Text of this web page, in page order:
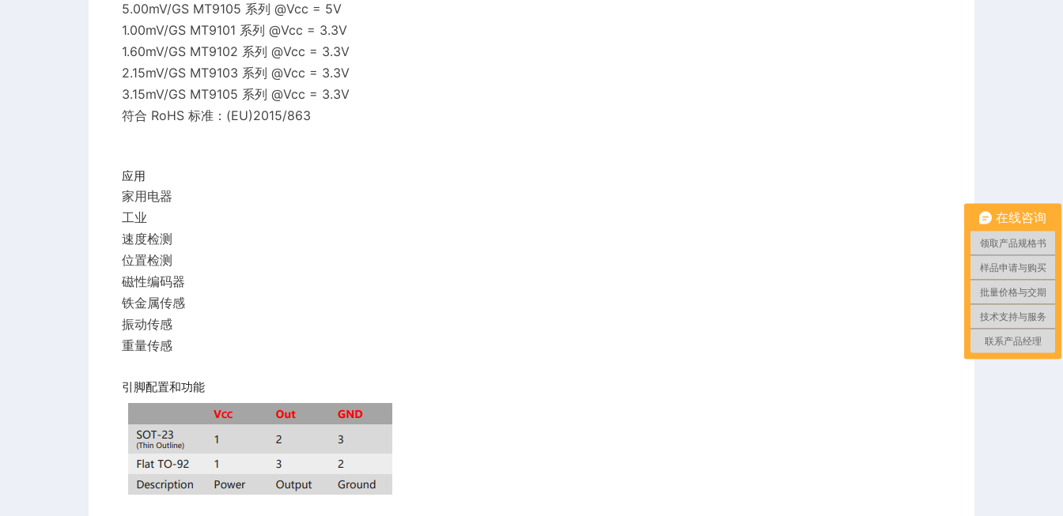
5.00mV/GS MT9105 系列 @Vcc = 5V
1.00mV/GS MT9101 系列 @Vcc = 3.3V
1.60mV/GS MT9102 系列 @Vcc = 3.3V
2.15mV/GS MT9103 系列 @Vcc = 3.3V
3.15mV/GS MT9105 系列 @Vcc = 3.3V
符合 RoHS 标准：(EU)2015/863
应用
家用电器
工业
速度检测
位置检测
磁性编码器
铁金属传感
振动传感
重量传感
引脚配置和功能
在线咨询
领取产品规格书
样品申请与购买
批量价格与交期
技术支持与服务
联系产品经理